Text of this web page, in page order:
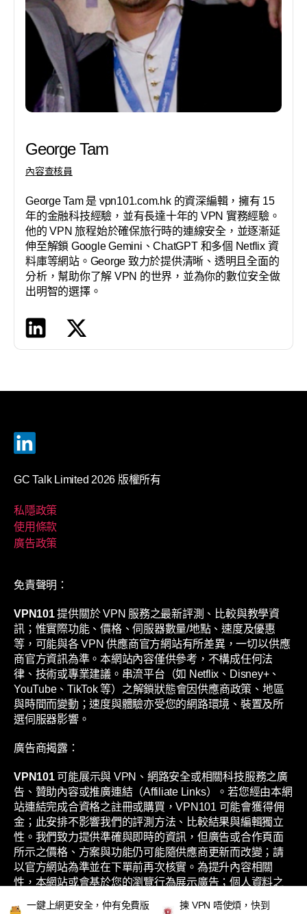
George Tam
內容查核員
George Tam 是 vpn101.com.hk 的資深編輯，擁有 15
年的金融科技經驗，並有長達十年的 VPN 實務經驗。
他的 VPN 旅程始於確保旅行時的連線安全，並逐漸延
伸至解鎖 Google Gemini、ChatGPT 和多個 Netflix 資
料庫等網站。George 致力於提供清晰、透明且全面的
分析，幫助你了解 VPN 的世界，並為你的數位安全做
出明智的選擇。
GC Talk Limited 2026 版權所有
私隱政策
使用條款
廣告政策
免責聲明：
VPN101提供關於 VPN 服務之最新評測、比較與教學資
訊；惟實際功能、價格、伺服器數量/地點、速度及優惠
等，可能與各 VPN 供應商官方網站有所差異，一切以供應
商官方資訊為準。本網站內容僅供參考，不構成任何法
律、技術或專業建議。串流平台（如 Netflix、Disney+、
YouTube、TikTok 等）之解鎖狀態會因供應商政策、地區
與時間而變動；速度與體驗亦受您的網路環境、裝置及所
選伺服器影響。
廣告商揭露：
VPN101可能展示與 VPN、網路安全或相關科技服務之廣
告、贊助內容或推廣連結（Affiliate Links）。若您經由本網
站連結完成合資格之註冊或購買，VPN101 可能會獲得佣
金；此安排不影響我們的評測方法、比較結果與編輯獨立
性。我們致力提供準確與即時的資訊，但廣告或合作頁面
所示之價格、方案與功能仍可能隨供應商更新而改變；請
以官方網站為準並在下單前再次核實。為提升內容相關
性，本網站或會基於您的瀏覽行為展示廣告；個人資料之
一鍵上網更安全，仲有免費版
揀 VPN 唔使煩，快到